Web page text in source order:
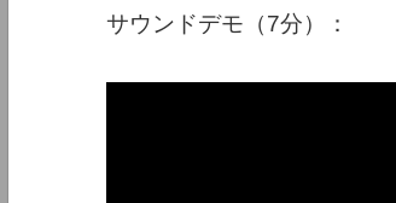
サウンドデモ（7分）：